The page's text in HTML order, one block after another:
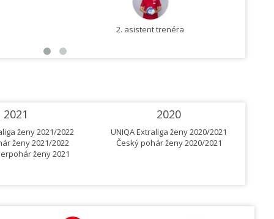
2. asistent trenéra
2021
ženy 2021/2022
ženy 2021/2022
ženy 2021
2020
UNIQA Extraliga ženy 2020/2021
Český pohár ženy 2020/2021